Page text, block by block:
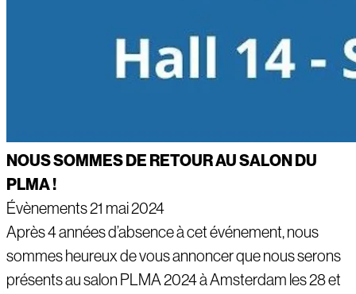
NOUS SOMMES DE RETOUR AU SALON DU
PLMA !
Évènements21 mai 2024
Après 4 années d’absence à cet événement, nous
sommes heureux de vous annoncer que nous serons
présents au salon PLMA 2024 à Amsterdam les 28 et